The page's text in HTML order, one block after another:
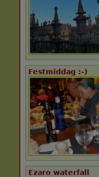
Festmiddag :-)
Ezaro waterfall